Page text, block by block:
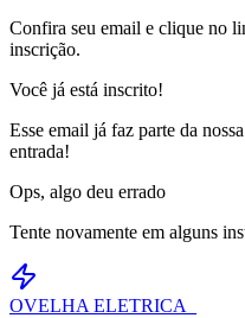
Confira seu email e clique no
inscrição.
Você já está inscrito!
Esse email já faz parte da
entrada!
Ops, algo deu errado
Tente novamente em alguns
OVELHA ELETRICA_